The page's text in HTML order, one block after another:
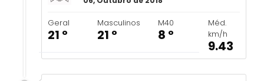
Geral
21 º
Masculinos
21 º
M40
8 º
Méd.
km/h
9.43